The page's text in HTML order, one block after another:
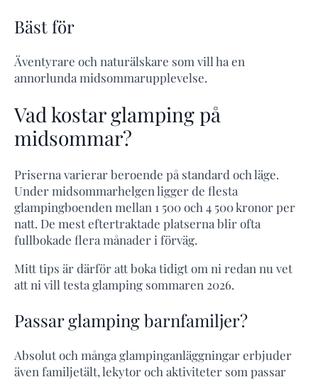
Bäst för
Äventyrare och naturälskare som vill ha en
annorlunda midsommarupplevelse.
Vad kostar glamping på
midsommar?
Priserna varierar beroende på standard och läge.
Under midsommarhelgen ligger de flesta
glampingboenden mellan 1 500 och 4 500 kronor per
natt. De mest eftertraktade platserna blir ofta
fullbokade flera månader i förväg.
Mitt tips är därför att boka tidigt om ni redan nu vet
att ni vill testa glamping sommaren 2026.
Passar glamping barnfamiljer?
Absolut och många glampinganläggningar erbjuder
även familjetält, lekytor och aktiviteter som passar